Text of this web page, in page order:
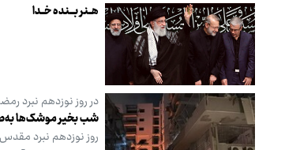
هــنر بـــنده خــدا
در روز نوزدهم نبرد
شب بخیر موشک‌ها
روز نوزدهم نبرد مقدس